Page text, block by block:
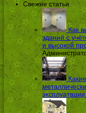
Свежие статьи
Как
зданий с
и высокой
эксплуатации